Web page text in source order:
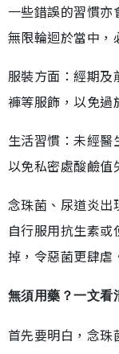
一些錯誤的習慣
無限輪迴於當中，
服裝方面：經期及
褲等服飾，以免過
生活習慣：未經醫
以免私密處酸鹼值
念珠菌、尿道炎出
自行服用抗生素
掉，令惡菌更肆虐
無須用藥？一文看
首先要明白，念珠